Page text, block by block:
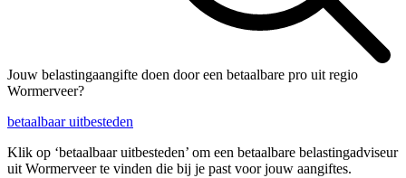
Jouw belastingaangifte doen door een betaalbare pro uit regio
Wormerveer?
betaalbaar uitbesteden
Klik op ‘betaalbaar uitbesteden’ om een betaalbare belastingadviseur
uit Wormerveer te vinden die bij je past voor jouw aangiftes.